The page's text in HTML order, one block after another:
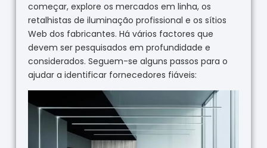
começar, explore os mercados em linha, os
retalhistas de iluminação profissional e os sítios
Web dos fabricantes. Há vários factores que
devem ser pesquisados em profundidade e
considerados. Seguem-se alguns passos para o
ajudar a identificar fornecedores fiáveis: